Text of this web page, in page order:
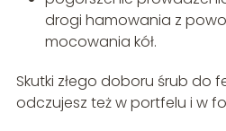
drogi hamowania z
mocowania kół.
Skutki złego doboru śrub do
odczujesz też w portfelu i w